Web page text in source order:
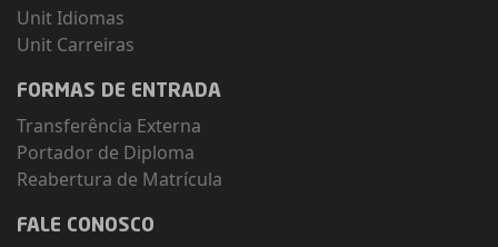
Unit Idiomas
Unit Carreiras
FORMAS DE ENTRADA
Transferência Externa
Portador de Diploma
Reabertura de Matrícula
FALE CONOSCO